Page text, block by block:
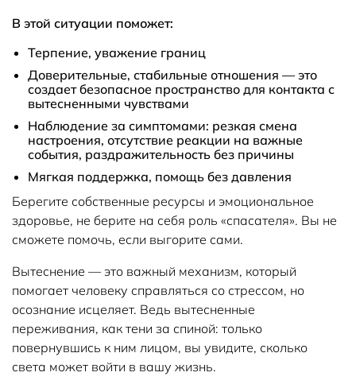
В этой ситуации поможет:
Терпение, уважение границ
Доверительные, стабильные отношения — это
создает безопасное пространство для контакта с
вытесненными чувствами
Наблюдение за симптомами: резкая смена
настроения, отсутствие реакции на важные
события, раздражительность без причины
Мягкая поддержка, помощь без давления
Берегите собственные ресурсы и эмоциональное
здоровье, не берите на себя роль «спасателя». Вы не
сможете помочь, если выгорите сами.
Вытеснение — это важный механизм, который
помогает человеку справляться со стрессом, но
осознание исцеляет. Ведь вытесненные
переживания, как тени за спиной: только
повернувшись к ним лицом, вы увидите, сколько
света может войти в вашу жизнь.